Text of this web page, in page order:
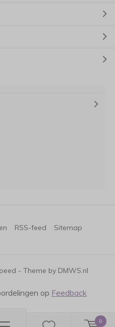
0
- Theme by DMWS.nl
RSS-feed Sitemap
op Feedback